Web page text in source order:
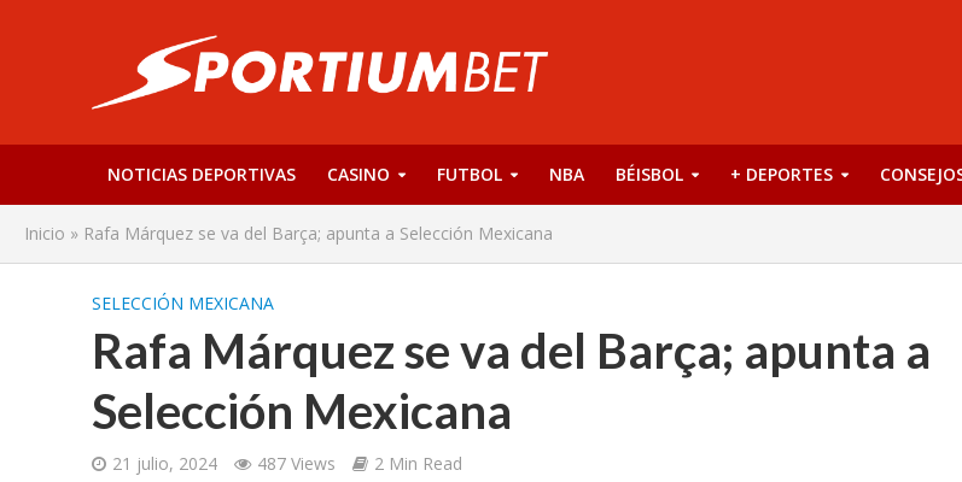
NOTICIAS DEPORTIVAS CASINO FUTBOL NBA BÉISBOL + DEPORTES
Inicio » Rafa Márquez se va del Barça; apunta a Selección Mexicana
SELECCIÓN MEXICANA
Rafa Márquez se va del Barça; apunta a
Selección Mexicana
21 julio, 2024 487 Views 2 Min Read